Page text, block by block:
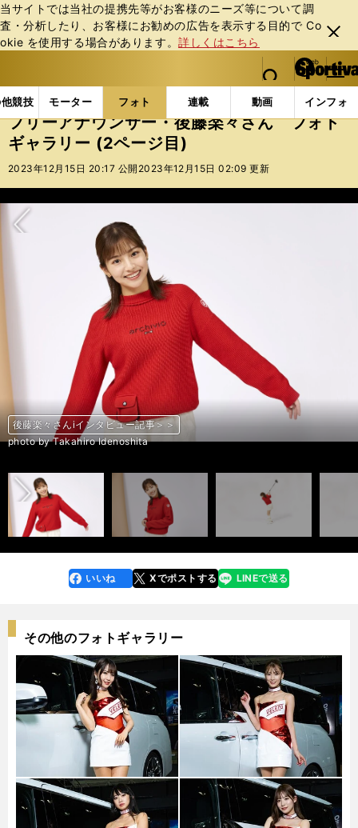
当サイトでは当社の提携先等がお客様のニーズ等について調
査・分析したり、お客様にお勧めの広告を表⽰する⽬的で Co
okie を使⽤する場合があります。詳しくはこちら
閉じ
る
web Sportiva (webスポルティーバ)
検索
マイペ
ー
ジ
メニュ
競技 モーター フォト 連載 動画 インフォ
b
ス
ポ
ル
バ
フォトギャラリー フリーアナウンサー・後藤楽々さ
フリーアナウンサー・後藤楽々さん フォト
ギャラリー (2ページ目)
2023年12月15日 20:17 公開 2023年12月15日 02:09 更新
後藤楽々さんiインタビュー記事＞＞
photo by Takahiro Idenoshita
後藤楽々さんiインタビュー記事＞＞
photo by Takahiro Idenoshita
後藤楽々さんiインタビュー記事＞＞
photo by Takahiro Idenoshita
後藤楽々さんiインタビュー記事＞＞
photo by Takahiro Idenoshita
後藤楽々さんiインタビュー記事＞＞
photo by Takahiro Idenoshita
後藤楽々さんiインタビュー記事＞＞
photo by Takahiro Idenoshita
後藤楽々さんiインタビュー記事＞＞
photo by Takahiro Idenoshita
後藤楽々さんiインタビュー記事＞＞
photo by Takahiro Idenoshita
後藤楽々さんiインタビュー記事＞＞
photo by Takahiro Idenoshita
後藤楽々さんiインタビュー記事＞＞
photo by Takahiro Idenoshita
後藤楽々さんiインタビュー記事＞＞
photo by Takahiro Idenoshita
後藤楽々さんiインタビュー記事＞＞
photo by Takahiro Idenoshita
後藤楽々さんiインタビュー記事＞＞
photo by Takahiro Idenoshita
前へ
faceboo
k
いいね Xでポストする
line LINEで送る
その他のフォトギャラリー